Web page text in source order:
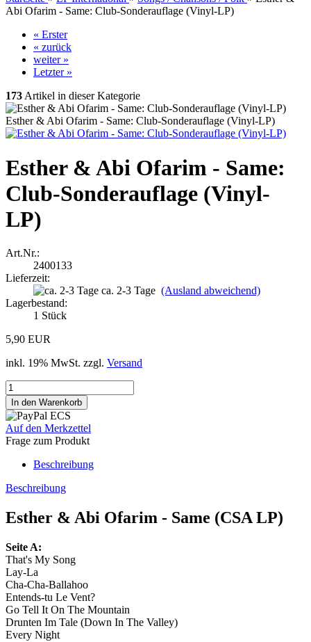
Abi Ofarim - Same: Club-Sonderauflage (Vinyl-LP)
« Erster
« zurück
weiter »
Letzter »
173Artikel in dieser Kategorie
Esther & Abi Ofarim - Same: Club-Sonderauflage (Vinyl-LP)
Esther & Abi Ofarim - Same:
Club-Sonderauflage (Vinyl-
LP)
Art.Nr.:
2400133
Lieferzeit:
ca. 2-3 Tage (Ausland abweichend)
Lagerbestand:
1 Stück
5,90 EUR
inkl. 19% MwSt. zzgl. Versand
Auf den Merkzettel
Frage zum Produkt
Beschreibung
Beschreibung
Esther & Abi Ofarim - Same (CSA LP)
Seite A:
That's My Song
Lay-La
Cha-Cha-Ballahoo
Entends-tu Le Vent?
Go Tell It On The Mountain
Drunten Im Tale (Down In The Valley)
Every Night